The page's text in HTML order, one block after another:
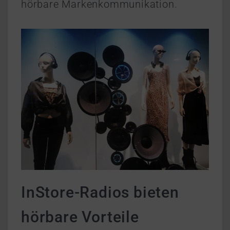
hörbare Markenkommunikation.
InStore-Radios bieten
hörbare Vorteile